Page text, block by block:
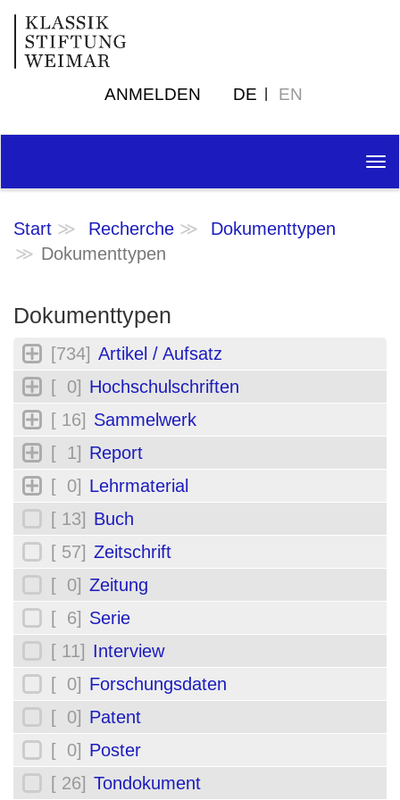
ANMELDEN DE EN
Start Recherche
Dokumenttypen
Dokumenttypen
Dokumenttypen
[734] Artikel / Aufsatz
[ 0] Hochschulschriften
[ 16] Sammelwerk
[ 1] Report
[ 0] Lehrmaterial
[ 13] Buch
[ 57] Zeitschrift
[ 0] Zeitung
[ 6] Serie
[ 11] Interview
[ 0] Forschungsdaten
[ 0] Patent
[ 0] Poster
[ 26] Tondokument